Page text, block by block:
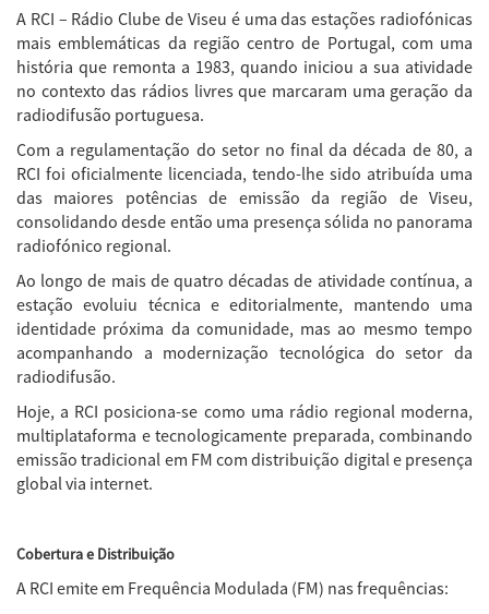
A RCI – Rádio Clube de Viseu é uma das estações radiofónicas
mais emblemáticas da região centro de Portugal, com uma
história que remonta a 1983, quando iniciou a sua atividade
no contexto das rádios livres que marcaram uma geração da
radiodifusão portuguesa.
Com a regulamentação do setor no final da década de 80, a
RCI foi oficialmente licenciada, tendo-lhe sido atribuída uma
das maiores potências de emissão da região de Viseu,
consolidando desde então uma presença sólida no panorama
radiofónico regional.
Ao longo de mais de quatro décadas de atividade contínua, a
estação evoluiu técnica e editorialmente, mantendo uma
identidade próxima da comunidade, mas ao mesmo tempo
acompanhando a modernização tecnológica do setor da
radiodifusão.
Hoje, a RCI posiciona-se como uma rádio regional moderna,
multiplataforma e tecnologicamente preparada, combinando
emissão tradicional em FM com distribuição digital e presença
global via internet.
Cobertura e Distribuição
A RCI emite em Frequência Modulada (FM) nas frequências: